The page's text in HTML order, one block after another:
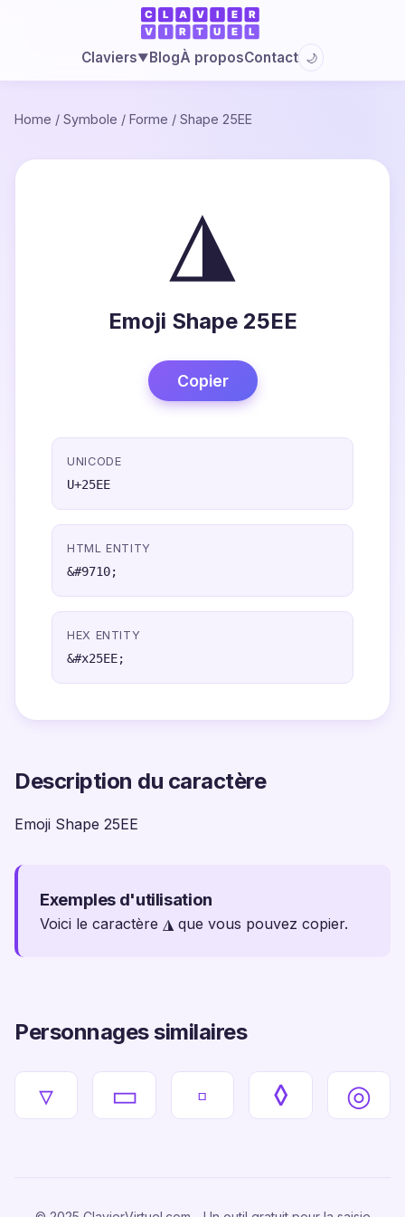
Claviers▼BlogÀ proposContact 🌙
Home / Symbole / Forme / Shape 25EE
◮
Emoji Shape 25EE
Copier
UNICODE
U+25EE
HTML ENTITY
&#9710;
HEX ENTITY
&#x25EE;
Description du caractère
Emoji Shape 25EE
Exemples d'utilisation
Voici le caractère ◮ que vous pouvez copier.
Personnages similaires
▿ ▭ ▫ ◊ ◎